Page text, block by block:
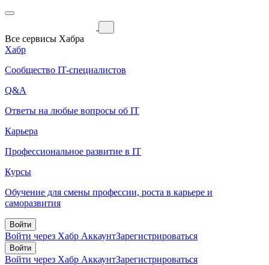
Все сервисы Хабра
Хабр
Сообщество IT-специалистов
Q&A
Ответы на любые вопросы об IT
Карьера
Профессиональное развитие в IT
Курсы
Обучение для смены профессии, роста в карьере и
саморазвития
Войти
Войти через Хабр АккаунтЗарегистрироваться
Войти
Войти через Хабр АккаунтЗарегистрироваться